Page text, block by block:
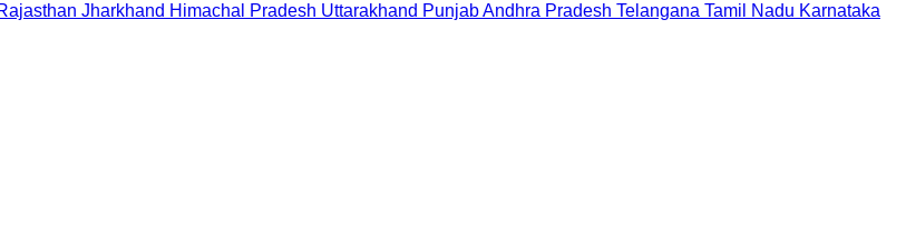
Jharkhand Himachal Pradesh Uttarakhand PunjabAndhra Pradesh Telangana Tamil Nadu Karnataka